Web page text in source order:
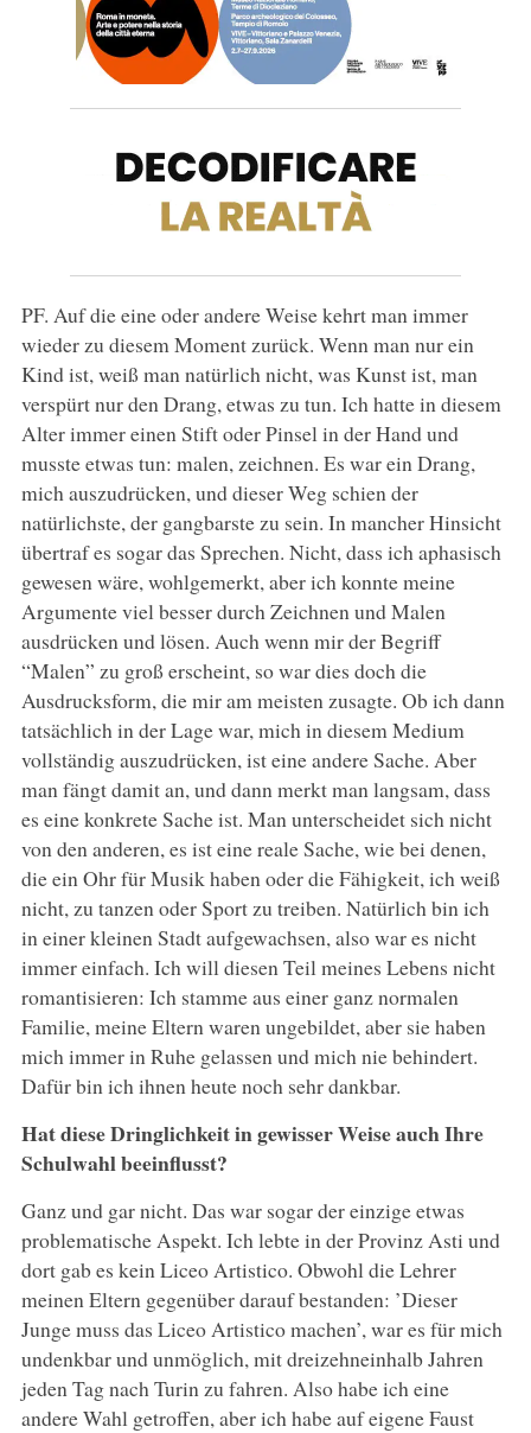
PF. Auf die eine oder andere Weise kehrt man immer
wieder zu diesem Moment zurück. Wenn man nur ein
Kind ist, weiß man natürlich nicht, was Kunst ist, man
verspürt nur den Drang, etwas zu tun. Ich hatte in diesem
Alter immer einen Stift oder Pinsel in der Hand und
musste etwas tun: malen, zeichnen. Es war ein Drang,
mich auszudrücken, und dieser Weg schien der
natürlichste, der gangbarste zu sein. In mancher Hinsicht
übertraf es sogar das Sprechen. Nicht, dass ich aphasisch
gewesen wäre, wohlgemerkt, aber ich konnte meine
Argumente viel besser durch Zeichnen und Malen
ausdrücken und lösen. Auch wenn mir der Begriff
“Malen” zu groß erscheint, so war dies doch die
Ausdrucksform, die mir am meisten zusagte. Ob ich dann
tatsächlich in der Lage war, mich in diesem Medium
vollständig auszudrücken, ist eine andere Sache. Aber
man fängt damit an, und dann merkt man langsam, dass
es eine konkrete Sache ist. Man unterscheidet sich nicht
von den anderen, es ist eine reale Sache, wie bei denen,
die ein Ohr für Musik haben oder die Fähigkeit, ich weiß
nicht, zu tanzen oder Sport zu treiben. Natürlich bin ich
in einer kleinen Stadt aufgewachsen, also war es nicht
immer einfach. Ich will diesen Teil meines Lebens nicht
romantisieren: Ich stamme aus einer ganz normalen
Familie, meine Eltern waren ungebildet, aber sie haben
mich immer in Ruhe gelassen und mich nie behindert.
Dafür bin ich ihnen heute noch sehr dankbar.
Hat diese Dringlichkeit in gewisser Weise auch Ihre
Schulwahl beeinflusst?
Ganz und gar nicht. Das war sogar der einzige etwas
problematische Aspekt. Ich lebte in der Provinz Asti und
dort gab es kein Liceo Artistico. Obwohl die Lehrer
meinen Eltern gegenüber darauf bestanden: ’Dieser
Junge muss das Liceo Artistico machen’, war es für mich
undenkbar und unmöglich, mit dreizehneinhalb Jahren
jeden Tag nach Turin zu fahren. Also habe ich eine
andere Wahl getroffen, aber ich habe auf eigene Faust